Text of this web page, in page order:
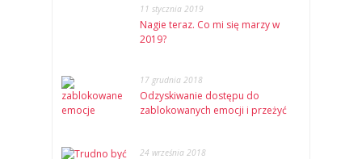
11 stycznia 2019
Nagie teraz. Co mi się marzy w
2019?
17 grudnia 2018
Odzyskiwanie dostępu do
zablokowanych emocji i przeżyć
24 września 2018